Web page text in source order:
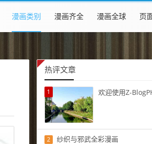
漫画类别 漫画齐全 漫画全球 页
热评文章
1 欢迎使用Z-
2 纱织与邪武全彩漫画